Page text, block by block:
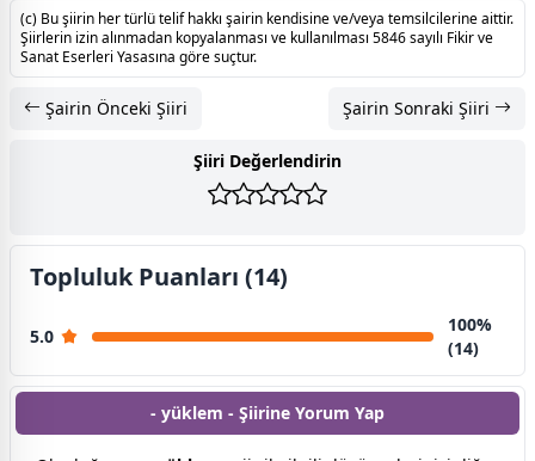
(c) Bu şiirin her türlü telif hakkı şairin kendisine ve/veya temsilcilerine aittir.
Şiirlerin izin alınmadan kopyalanması ve kullanılması 5846 sayılı Fikir ve
Sanat Eserleri Yasasına göre suçtur.
Şairin Önceki Şiiri Şairin Sonraki Şiiri
Şiiri Değerlendirin
Topluluk Puanları (14)
5.0
100%
(14)
- yüklem - Şiirine Yorum Yap